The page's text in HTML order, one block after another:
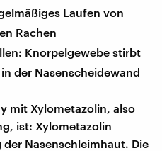
Laufen von
Rachen
Knorpelgewebe stirbt
der Nasenscheidewand
mit Xylometazolin, also
ist: Xylometazolin
Nasenschleimhaut. Die